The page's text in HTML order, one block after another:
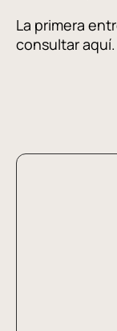
La primera
consultar aquí.